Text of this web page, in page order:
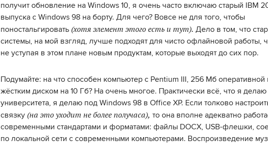
получит обновление на Windows 10, я очень часто включаю старый IBM
выпуска с Windows 98 на борту. Для чего? Вовсе не для того, чтобы
поностальгировать (хотя элемент этого есть и тут). Дело в том, что
системы, на мой взгляд, лучше подходят для чисто офлайновой работы,
не уступая в этом плане новым продуктам, которые выходят до сих пор.
Подумайте: на что способен компьютер с Pentium III, 256 Мб оперативной
жёстким диском на 10 Гб? На очень многое. Практически всё, что я
университета, я делаю под Windows 98 в Office XP. Если толково
связку (на это уходит не более получаса), то она вполне адекватно
современными стандартами и форматами: файлы DOCX, USB-флешки,
по локальной сети с современными компьютерами. Воспроизведение